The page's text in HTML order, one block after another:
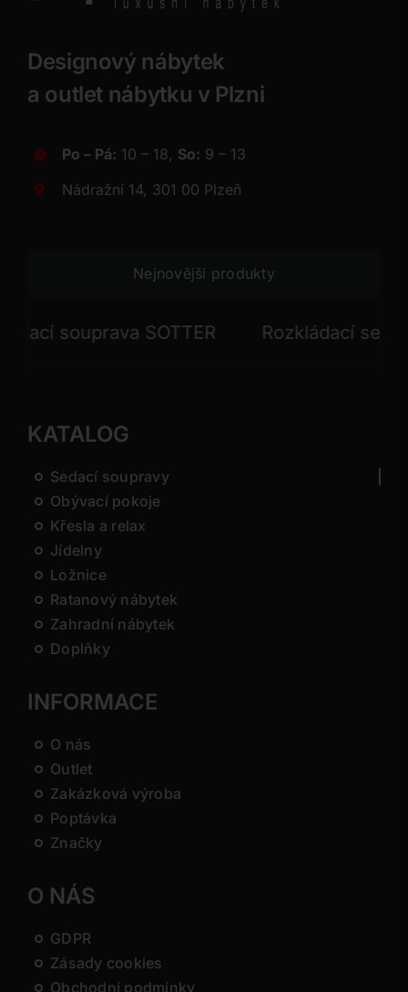
Designový nábytek
a outlet nábytku v Plzni
Po – Pá: 10 – 18, So: 9 – 13
Nádražní 14, 301 00 Plzeň
Nejnovější produkty
souprava SOTTER Rozkládací sedací
KATALOG
Sedací soupravy
Obývací pokoje
Křesla a relax
Jídelny
Ložnice
Ratanový nábytek
Zahradní nábytek
Doplňky
INFORMACE
O nás
Outlet
Zakázková výroba
Poptávka
Značky
O NÁS
GDPR
Zásady cookies
Obchodní podmínky